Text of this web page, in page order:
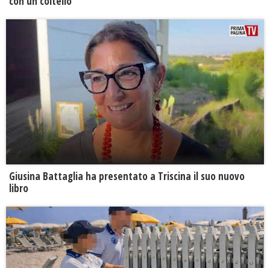
Giusina Battaglia ha presentato a Triscina il suo nuovo
libro